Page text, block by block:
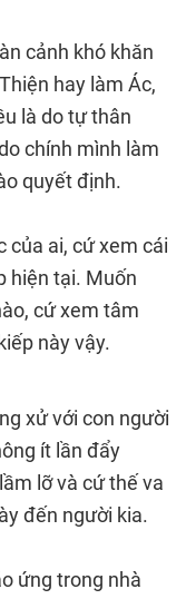
cảnh khó khăn
hay làm Ác,
là do tự thân
chính mình làm
quyết định.
của ai, cứ xem cái
hiện tại. Muốn
cứ xem tâm
này vậy.
xử với con người
ít lần đẩy
lỡ và cứ thế va
đến người kia.
ứng trong nhà